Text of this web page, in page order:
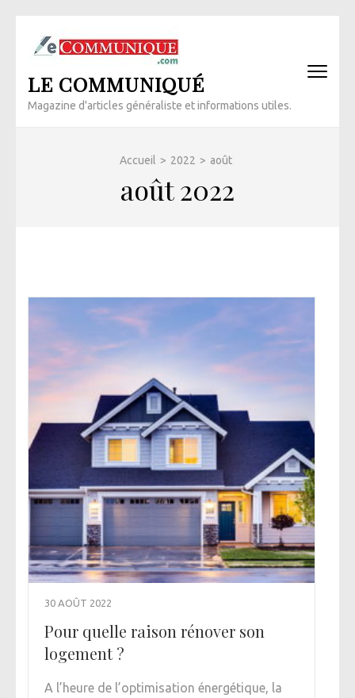
(Pressez
Entrée)
LE COMMUNIQUÉ
Magazine d'articles généraliste et informations utiles.
Accueil > 2022 > août
août 2022
30 AOÛT 2022
Pour quelle raison rénover son
logement ?
A l’heure de l’optimisation énergétique, la